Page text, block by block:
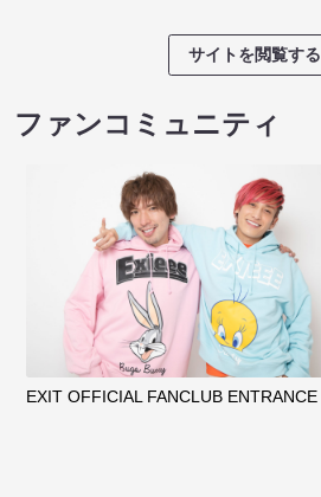
サイトを閲覧する
ファンコミュニティ
EXIT OFFICIAL FANCLUB ENTRANCE